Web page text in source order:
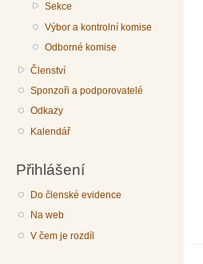
Sekce
Výbor a kontrolní komise
Odborné komise
Členství
Sponzoři a podporovatelé
Odkazy
Kalendář
Přihlášení
Do členské evidence
Na web
V čem je rozdíl